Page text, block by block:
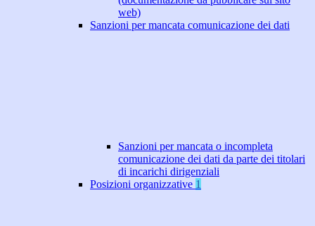
web)
Sanzioni per mancata comunicazione dei dati
Sanzioni per mancata o incompleta
comunicazione dei dati da parte dei titolari
di incarichi dirigenziali
Posizioni organizzative 1